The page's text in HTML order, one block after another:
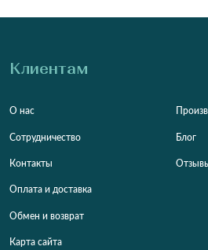
Клиентам
О нас
Сотрудничество
Контакты
Оплата и доставка
Обмен и возврат
Карта сайта
Блог